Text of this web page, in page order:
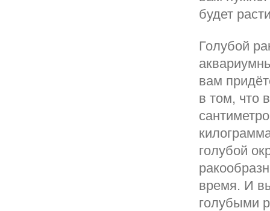
будет
Голубой
вам
в том, что
голубой
время. И
голубыми